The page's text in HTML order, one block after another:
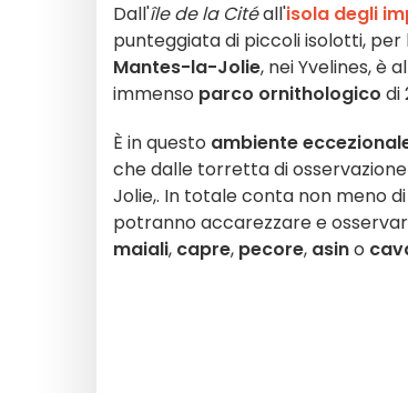
Dall'île de la Citéall'isola degli
punteggiata di piccoli isolotti, per
Mantes-la-Jolie, nei Yvelines, è
immenso parco ornithologico di
È in questo ambiente
che dalle torretta di
Jolie,. In totale conta non meno di
potranno accarezzare e
maiali, capre, pecore, asino